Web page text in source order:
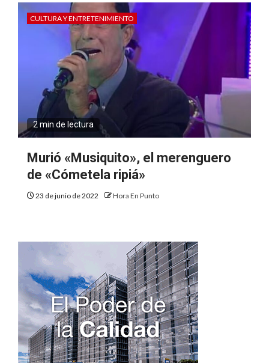
CULTURA Y ENTRETENIMIENTO
2 min de lectura
Murió «Musiquito», el merenguero
de «Cómetela ripiá»
23 de junio de 2022 Hora En Punto